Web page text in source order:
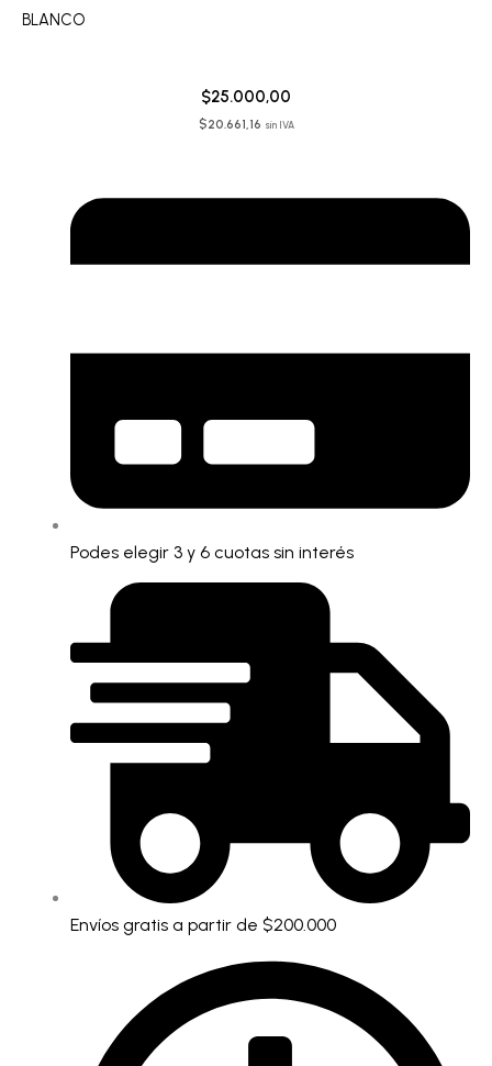
BLANCO
$25.000,00
$20.661,16 sin IVA
Podes elegir 3 y 6 cuotas sin interés
Envíos gratis a partir de $200.000